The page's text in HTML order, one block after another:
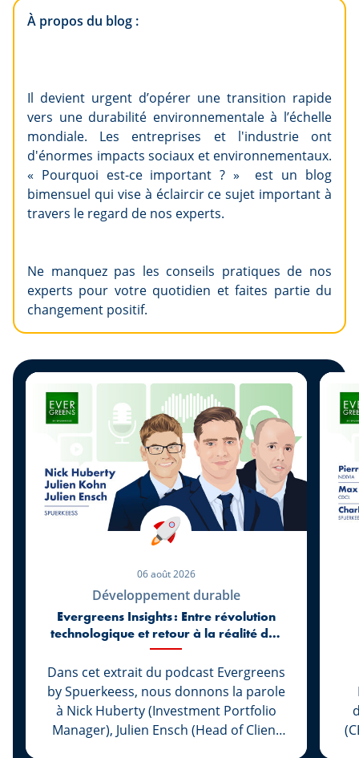
À propos du blog :
Il devient urgent d’opérer une transition rapide
vers une durabilité environnementale à l’échelle
mondiale. Les entreprises et l'industrie ont
d'énormes impacts sociaux et environnementaux.
« Pourquoi est-ce important ? » est un blog
bimensuel qui vise à éclaircir ce sujet important à
travers le regard de nos experts.
Ne manquez pas les conseils pratiques de nos
experts pour votre quotidien et faites partie du
changement positif.
06 août 2026
Développement durable
Evergreens Insights : Entre révolution
technologique et retour à la réalité des
marchés
Dans cet extrait du podcast Evergreens
by Spuerkeess, nous donnons la parole
à Nick Huberty (Investment Portfolio
Manager), Julien Ensch (Head of Client